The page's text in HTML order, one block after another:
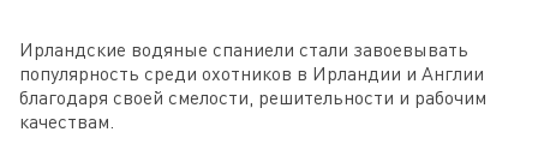
Ирландские водяные спаниели стали завоевывать
популярность среди охотников в Ирландии и Англии
благодаря своей смелости, решительности и рабочим
качествам.